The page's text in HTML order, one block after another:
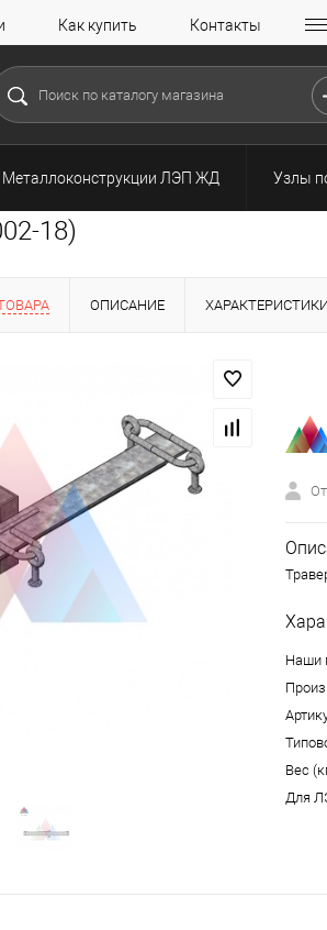
Как купить Контакты
Металлоконструкции ЛЭП ЖД Узлы
18)
ОПИСАНИЕ ХАРАКТЕРИСТИКИ
Наши
Вес
Для